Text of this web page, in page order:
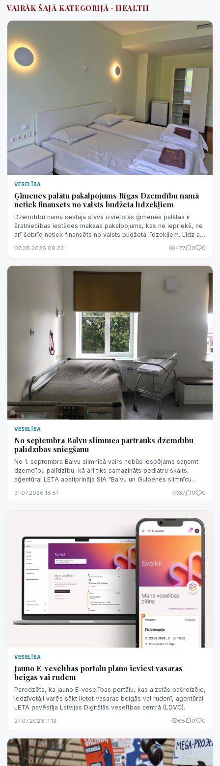
VAIRĀK ŠAJĀ KATEGORIJĀ · HEALTH
VESELĪBA
Ģimenes palātu pakalpojums Rīgas Dzemdību namā
netiek finansēts no valsts budžeta līdzekļiem
Dzemdību nama sestajā stāvā izvietotās ģimenes palātas ir
ārstniecības iestādes maksas pakalpojums, kas ne iepriekš, ne
arī šobrīd netiek finansēts no valsts budžeta līdzekļiem. Līdz ar
izmaiņām.
07.08.2026 09:23 477 0 0
VESELĪBA
No septembra Balvu slimnīcā pārtrauks dzemdību
palīdzības sniegšanu
No 1. septembra Balvu slimnīcā vairs nebūs iespējams saņemt
dzemdību palīdzību, kā arī tiks samazināts pediatru skaits,
aģentūrai LETA apstiprināja SIA "Balvu un Gulbenes slimnīcu
31.07.2026 18:51 37 0 0
VESELĪBA
Jauno E-veselības portālu plāno ieviest vasaras
beigās vai rudenī
Paredzēts, ka jauno E-veselības portālu, kas aizstās pašreizējo,
iedzīvotāji varēs sākt lietot vasaras beigās vai rudenī, aģentūrai
LETA pavēstīja Latvijas Digitālās veselības centrā (LDVC).
27.07.2026 11:13 65 0 0